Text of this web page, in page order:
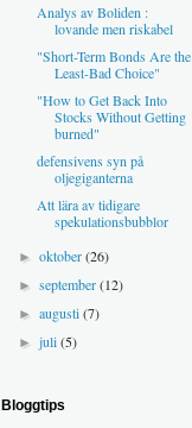
Analys av Boliden :
lovande men riskabel
"Short-Term Bonds Are the
Least-Bad Choice"
"How to Get Back Into
Stocks Without Getting
burned"
defensivens syn på
oljegiganterna
Att lära av tidigare
spekulationsbubblor
►oktober(26)
►september(12)
►augusti(7)
►juli(5)
Bloggtips